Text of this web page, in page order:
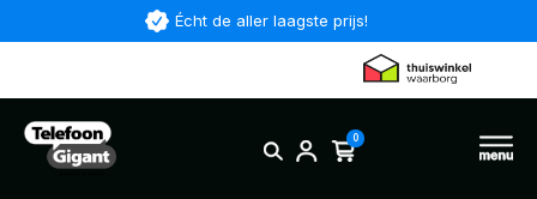
Écht de aller laagste prijs!
0